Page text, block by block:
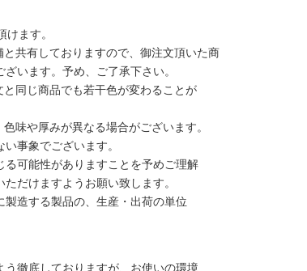
ます。
共有しておりますので、御注文頂いた商
います。予め、ご了承下さい。
同じ商品でも若干色が変わることが
味や厚みが異なる場合がございます。
事象でございます。
可能性がありますことを予めご理解
だけますようお願い致します。
製造する製品の、生産・出荷の単位
徹底しておりますが、お使いの環境